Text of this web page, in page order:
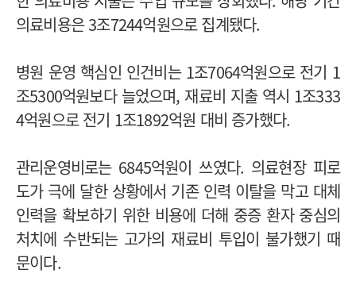
의료비용은 3조7244억원으로 집계됐다.
병원 운영 핵심인 인건비는 1조7064억원으로 전기 1
조5300억원보다 늘었으며, 재료비 지출 역시 1조333
4억원으로 전기 1조1892억원 대비 증가했다.
관리운영비로는 6845억원이 쓰였다. 의료현장 피로
도가 극에 달한 상황에서 기존 인력 이탈을 막고 대체
인력을 확보하기 위한 비용에 더해 중증 환자 중심의
처치에 수반되는 고가의 재료비 투입이 불가했기 때
문이다.